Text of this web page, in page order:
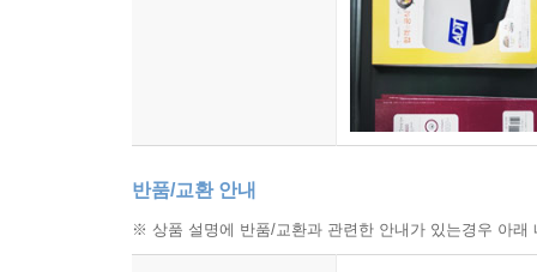
반품/교환 안내
※ 상품 설명에 반품/교환과 관련한 안내가 있는경우 아